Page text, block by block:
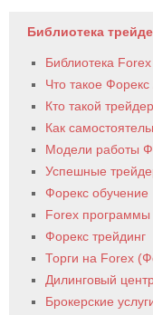
Библиотека
Библиотека
Что такое
Кто такой трейдер
Как
Модели работы
Успешные
Форекс обучение
Forex программы
Форекс трейдинг
Торги на Forex
Дилинговый
Брокерские